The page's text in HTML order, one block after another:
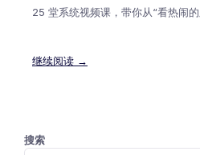
25 堂系统视频课，带你从“看热闹
继续阅读 →
搜索